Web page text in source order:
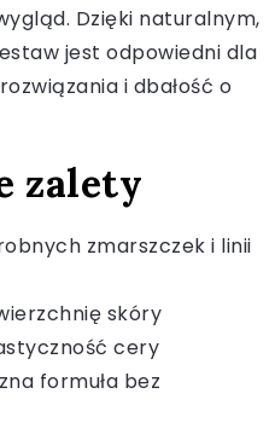
Dzięki naturalnym,
jest odpowiedni dla
i dbałość o
zalety
zmarszczek i linii
skóry
cery
formuła bez